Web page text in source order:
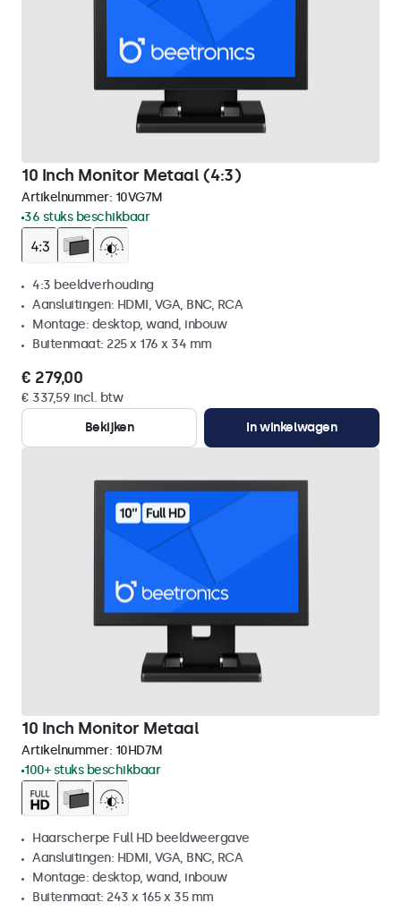
10 Inch Monitor Metaal (4:3)
Artikelnummer: 10VG7M
36 stuks beschikbaar
4:3 beeldverhouding
Aansluitingen: HDMI, VGA, BNC, RCA
Montage: desktop, wand, inbouw
Buitenmaat: 225 x 176 x 34 mm
€ 279,00
€ 337,59 incl. btw
Bekijken
In winkelwagen
10 Inch Monitor Metaal
Artikelnummer: 10HD7M
100+ stuks beschikbaar
Haarscherpe Full HD beeldweergave
Aansluitingen: HDMI, VGA, BNC, RCA
Montage: desktop, wand, inbouw
Buitenmaat: 243 x 165 x 35 mm